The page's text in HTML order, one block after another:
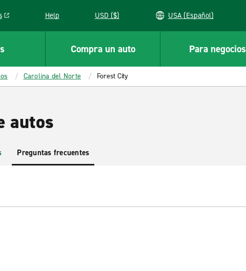
Help USD ($) USA (Español)
Compra un auto Para negocios
Carolina del Norte Forest City
autos
Preguntas frecuentes